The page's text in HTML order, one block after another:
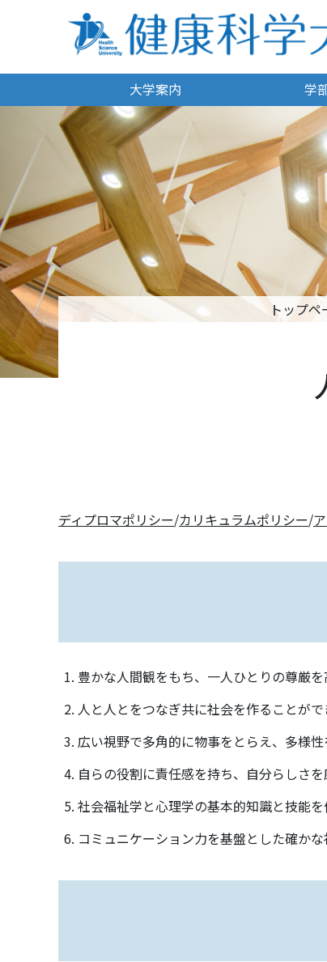
大学案内 学
トップペ
ディプロマポリシー/カリキュラムポリシー/
豊かな人間観をもち、一人ひとりの尊厳
人と人とをつなぎ共に社会を作ることがで
広い視野で多角的に物事をとらえ、多様
自らの役割に責任感を持ち、自分らしさ
社会福祉学と心理学の基本的知識と技能を
コミュニケーション力を基盤とした確か